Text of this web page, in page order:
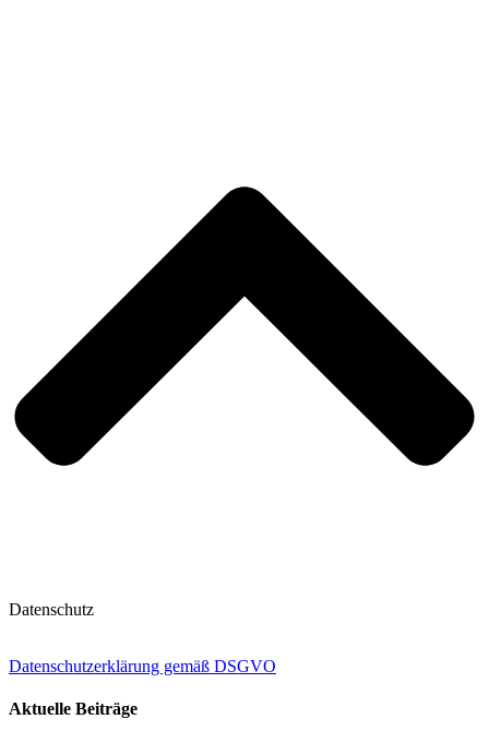
Datenschutz
Datenschutzerklärung gemäß DSGVO
Aktuelle Beiträge